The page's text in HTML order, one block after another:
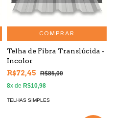
COMPRAR
Telha de Fibra Translúcida -
Incolor
R$72,45
R$85,00
8x de R$10,98
TELHAS SIMPLES